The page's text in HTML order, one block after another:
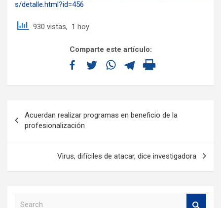
s/detalle.html?id=456
930 vistas, 1 hoy
Comparte este artículo:
Acuerdan realizar programas en beneficio de la
profesionalización
Virus, difíciles de atacar, dice investigadora